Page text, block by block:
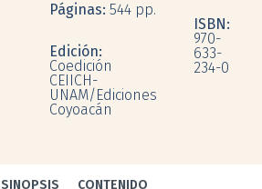
Páginas: 544 pp.
Edición:
Coedición
CEIICH-
UNAM/Ediciones
Coyoacán
ISBN:
970-
633-
234-0
SINOPSIS CONTENIDO